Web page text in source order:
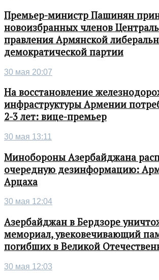
Премьер-министр Пашинян
новоизбранных членов
правления Армянской
демократической партии
30 мая 20:07
На восстановление
инфраструктуры Армении
2-3 лет: вице-премьер
30 мая 13:11
Минобороны Азербайджана
очередную дезинформацию:
Арцаха
30 мая 12:04
Азербайджан в Бердзоре
мемориал, увековечивающий
погибших в Великой
30 мая 12:03